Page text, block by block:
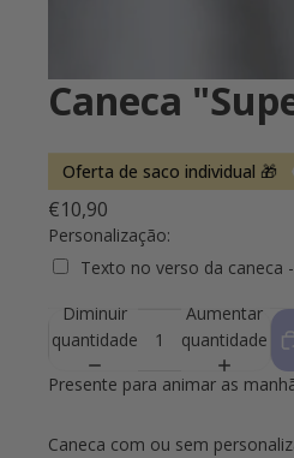
Caneca
Oferta de saco individual 🎁
€10,90
Personalização:
Texto no verso da caneca
Selection will add to the price
Diminuir
quantidade
Aumentar
quantidade
Presente para animar as
Caneca com ou sem